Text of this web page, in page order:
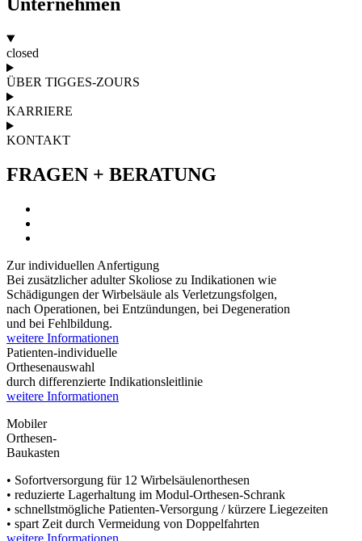
Unternehmen
closed
ÜBER TIGGES-ZOURS
KARRIERE
KONTAKT
FRAGEN + BERATUNG
Zur individuellen Anfertigung
Bei zusätzlicher adulter Skoliose zu Indikationen wie
Schädigungen der Wirbelsäule als Verletzungsfolgen,
nach Operationen, bei Entzündungen, bei Degeneration
und bei Fehlbildung.
weitere Informationen
Patienten-individuelle
Orthesenauswahl
durch differenzierte Indikationsleitlinie
weitere Informationen
Mobiler
Orthesen-
Baukasten
• Sofortversorgung für 12 Wirbelsäulenorthesen
• reduzierte Lagerhaltung im Modul-Orthesen-Schrank
• schnellstmögliche Patienten-Versorgung / kürzere Liegezeiten
• spart Zeit durch Vermeidung von Doppelfahrten
weitere Informationen